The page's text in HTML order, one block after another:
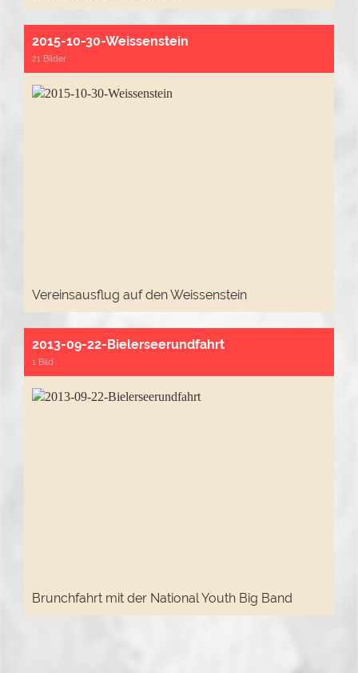
2015-10-30-Weissenstein
21 Bilder
Vereinsausflug auf den Weissenstein
2013-09-22-Bielerseerundfahrt
1 Bild
Brunchfahrt mit der National Youth Big Band